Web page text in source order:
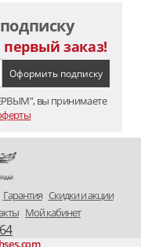
первый заказ!
вы принимаете
Гарантия Скидки и акции
Мой кабинет